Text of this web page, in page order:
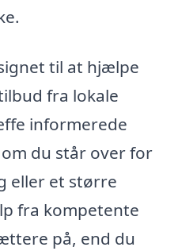
til at hjælpe
fra lokale
informerede
du står over for
eller et større
fra kompetente
på, end du